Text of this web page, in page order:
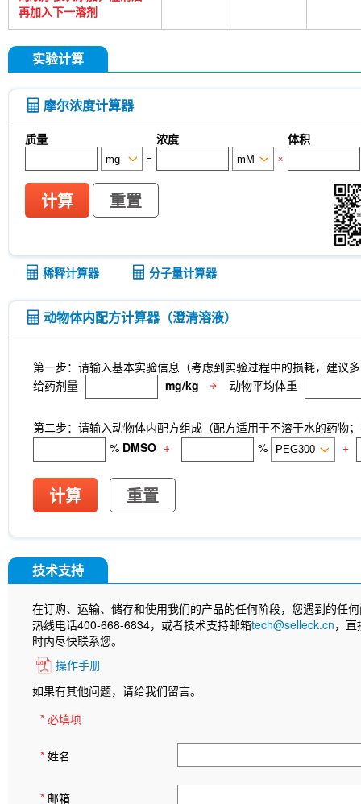
再加入下一溶剂
实验计算
摩尔浓度计算器
质量 浓度
体积
=
×
计算 重置
稀释计算器 分子量计算器
动物体内配方计算器（澄清溶液）
第一步：请输入基本实验信息（考虑到实验过程中的损耗，建议
给药剂量
mg/kg 动物平均体重
第二步：请输入动物体内配方组成（配方适用于不溶于水的药物
% DMSO + % +
计算 重置
技术支持
在订购、运输、储存和使用我们的产品的任何阶段，您遇到的任
热线电话400-668-6834，或者技术支持邮箱tech@selleck.cn，
时内尽快联系您。
操作手册
如果有其他问题，请给我们留言。
* 必填项
* 姓名
* 邮箱